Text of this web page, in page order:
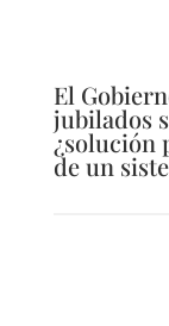
El
jubilados
¿solución
de un